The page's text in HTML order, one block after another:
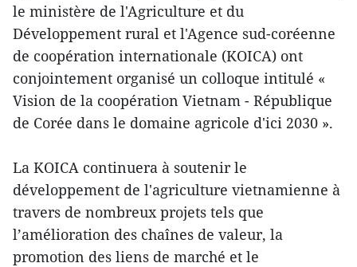
le ministère de l'Agriculture et du
Développement rural et l'Agence sud-coréenne
de coopération internationale (KOICA) ont
conjointement organisé un colloque intitulé «
Vision de la coopération Vietnam - République
de Corée dans le domaine agricole d'ici 2030 ».
La KOICA continuera à soutenir le
développement de l'agriculture vietnamienne à
travers de nombreux projets tels que
l’amélioration des chaînes de valeur, la
promotion des liens de marché et le